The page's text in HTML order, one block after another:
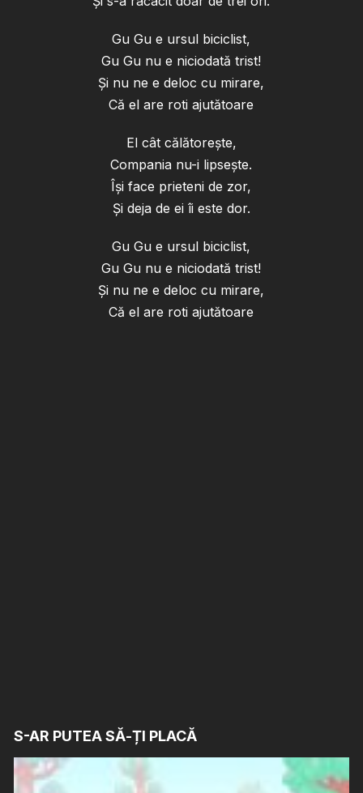
Gu Gu e ursul biciclist,
Gu Gu nu e niciodată trist!
Și nu ne e deloc cu mirare,
Că el are roti ajutătoare
El cât călătorește,
Compania nu-i lipsește.
Își face prieteni de zor,
Și deja de ei îi este dor.
Gu Gu e ursul biciclist,
Gu Gu nu e niciodată trist!
Și nu ne e deloc cu mirare,
Că el are roti ajutătoare
S-AR PUTEA SĂ-ȚI PLACĂ